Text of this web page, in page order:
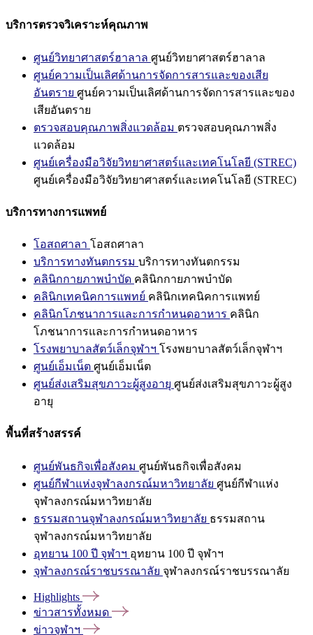
บริการตรวจวิเคราะห์คุณภาพ
ศูนย์วิทยาศาสตร์ฮาลาล ศูนย์วิทยาศาสตร์ฮาลาล
ศูนย์ความเป็นเลิศด้านการจัดการสารและของเสีย
อันตราย ศูนย์ความเป็นเลิศด้านการจัดการสารและของ
เสียอันตราย
ตรวจสอบคุณภาพสิ่งแวดล้อม ตรวจสอบคุณภาพสิ่ง
แวดล้อม
ศูนย์เครื่องมือวิจัยวิทยาศาสตร์และเทคโนโลยี (STREC)
ศูนย์เครื่องมือวิจัยวิทยาศาสตร์และเทคโนโลยี (STREC)
บริการทางการแพทย์
โอสถศาลา โอสถศาลา
บริการทางทันตกรรม บริการทางทันตกรรม
คลินิกกายภาพบำบัด คลินิกกายภาพบำบัด
คลินิกเทคนิคการแพทย์ คลินิกเทคนิคการแพทย์
คลินิกโภชนาการและการกำหนดอาหาร คลินิก
โภชนาการและการกำหนดอาหาร
โรงพยาบาลสัตว์เล็กจุฬาฯ โรงพยาบาลสัตว์เล็กจุฬาฯ
ศูนย์เอ็มเน็ต ศูนย์เอ็มเน็ต
ศูนย์ส่งเสริมสุขภาวะผู้สูงอายุ ศูนย์ส่งเสริมสุขภาวะผู้สูง
อายุ
พื้นที่สร้างสรรค์
ศูนย์พันธกิจเพื่อสังคม ศูนย์พันธกิจเพื่อสังคม
ศูนย์กีฬาแห่งจุฬาลงกรณ์มหาวิทยาลัย ศูนย์กีฬาแห่ง
จุฬาลงกรณ์มหาวิทยาลัย
ธรรมสถานจุฬาลงกรณ์มหาวิทยาลัย ธรรมสถาน
จุฬาลงกรณ์มหาวิทยาลัย
อุทยาน 100 ปี จุฬาฯ อุทยาน 100 ปี จุฬาฯ
จุฬาลงกรณ์ราชบรรณาลัย จุฬาลงกรณ์ราชบรรณาลัย
Highlights
ข่าวสารทั้งหมด
ข่าวจุฬาฯ